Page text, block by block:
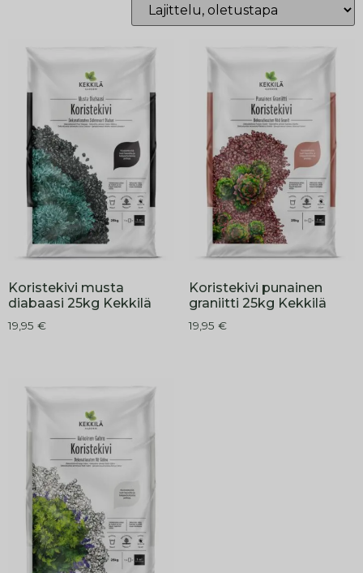
Koristekivi musta
diabaasi 25kg Kekkilä
19,95 €
Koristekivi punainen
graniitti 25kg Kekkilä
19,95 €